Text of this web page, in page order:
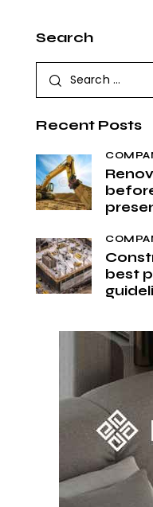
Search
Recent Posts
best